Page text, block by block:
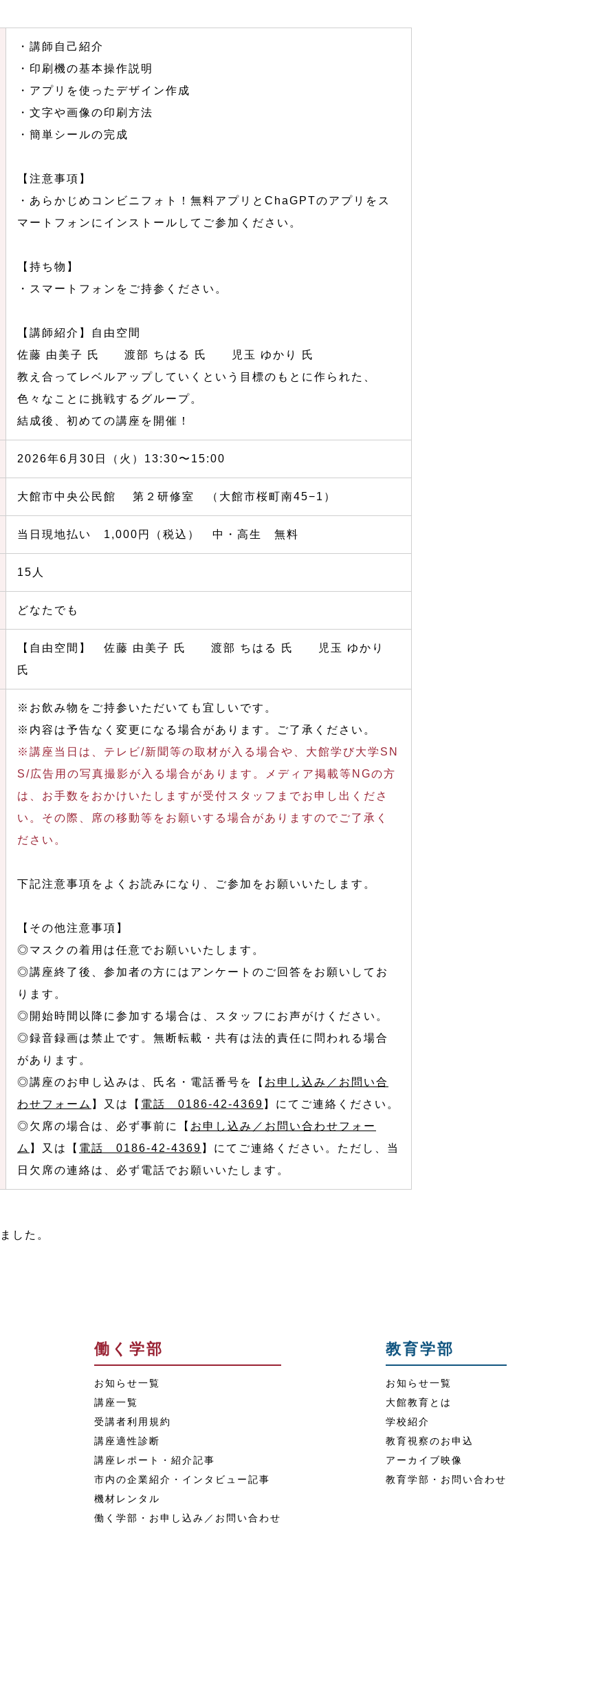
・講師自己紹介
・印刷機の基本操作説明
・アプリを使ったデザイン作成
・文字や画像の印刷方法
・簡単シールの完成
【注意事項】
・あらかじめコンビニフォト！無料アプリとChaGPTのアプリをス
マートフォンにインストールしてご参加ください。
【持ち物】
・スマートフォンをご持参ください。
【講師紹介】自由空間
佐藤 由美子 氏 渡部 ちはる 氏 児玉 ゆかり 氏
教え合ってレベルアップしていくという目標のもとに作られた、
色々なことに挑戦するグループ。
結成後、初めての講座を開催！
2026年6月30日（火）13:30〜15:00
大館市中央公民館 第２研修室 （大館市桜町南45−1）
当日現地払い 1,000円（税込） 中・高生 無料
15人
どなたでも
【自由空間】 佐藤 由美子 氏 渡部 ちはる 氏 児玉 ゆかり
氏
※お飲み物をご持参いただいても宜しいです。
※内容は予告なく変更になる場合があります。ご了承ください。
※講座当日は、テレビ/新聞等の取材が入る場合や、大館学び大学SN
S/広告用の写真撮影が入る場合があります。メディア掲載等NGの方
は、お手数をおかけいたしますが受付スタッフまでお申し出くださ
い。その際、席の移動等をお願いする場合がありますのでご了承く
ださい。
下記注意事項をよくお読みになり、ご参加をお願いいたします。
【その他注意事項】
◎マスクの着用は任意でお願いいたします。
◎講座終了後、参加者の方にはアンケートのご回答をお願いしてお
ります。
◎開始時間以降に参加する場合は、スタッフにお声がけください。
◎録音録画は禁止です。無断転載・共有は法的責任に問われる場合
があります。
◎講座のお申し込みは、氏名・電話番号を【 お申し込み／お問い合
わせフォーム 】又は【 電話 0186-42-4369 】にてご連絡ください。
◎欠席の場合は、必ず事前に【 お申し込み／お問い合わせフォー
ム 】又は【 電話 0186-42-4369 】にてご連絡ください。ただし、当
日欠席の連絡は、必ず電話でお願いいたします。
した。
働く学部
お知らせ一覧
講座一覧
受講者利用規約
講座適性診断
講座レポート・紹介記事
市内の企業紹介・インタビュー記事
機材レンタル
働く学部・お申し込み／お問い合わせ
教育学部
お知らせ一覧
大館教育とは
学校紹介
教育視察のお申込
アーカイブ映像
教育学部・お問い合わせ